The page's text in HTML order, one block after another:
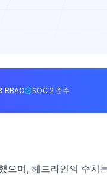
RBAC SOC 2 준수
으며, 헤드라인의 수치